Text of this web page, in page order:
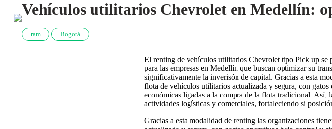
Vehículos utilitarios Chevrolet en Medellín:
ram Bogotá
El renting de vehículos utilitarios Chevrolet tipo Pick up se
para las empresas en Medellín que buscan optimizar su
significativamente la inverisón de capital. Gracias a esta
flota de vehículos utilitarios actualizada y segura, con
económicas ligadas a la compra de la flota tradicional. Así,
actividades logísticas y comerciales, fortaleciendo si
Gracias a esta modalidad de renting las organizaciones